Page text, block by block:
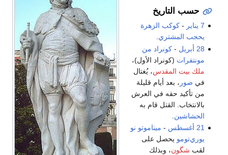
حسب التاريخ
7 يناير -كوكب الزهرة
يحجب المشتري
28 أبريل
-كونراد من
مونتفرات (كونراد الأول)،
ملك بيت المقدس، يُغتال
في صور ، بعد أيام قليلة
من تأكيد حقه في العرش
بالانتخاب. القتل قام به
الحشاشين
21 أغسطس
- ميناموتو نو
يوري‌تومو يحصل على
لقب شگون، وبذلك